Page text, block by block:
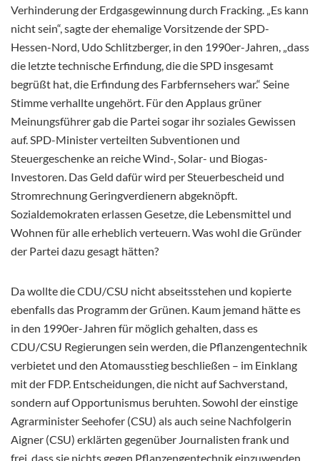
Verhinderung der Erdgasgewinnung durch Fracking. „Es kann
nicht sein“, sagte der ehemalige Vorsitzende der SPD-
Hessen-Nord, Udo Schlitzberger, in den 1990er-Jahren, „dass
die letzte technische Erfindung, die die SPD insgesamt
begrüßt hat, die Erfindung des Farbfernsehers war.“ Seine
Stimme verhallte ungehört. Für den Applaus grüner
Meinungsführer gab die Partei sogar ihr soziales Gewissen
auf. SPD-Minister verteilten Subventionen und
Steuergeschenke an reiche Wind-, Solar- und Biogas-
Investoren. Das Geld dafür wird per Steuerbescheid und
Stromrechnung Geringverdienern abgeknöpft.
Sozialdemokraten erlassen Gesetze, die Lebensmittel und
Wohnen für alle erheblich verteuern. Was wohl die Gründer
der Partei dazu gesagt hätten?
Da wollte die CDU/CSU nicht abseitsstehen und kopierte
ebenfalls das Programm der Grünen. Kaum jemand hätte es
in den 1990er-Jahren für möglich gehalten, dass es
CDU/CSU Regierungen sein werden, die Pflanzengentechnik
verbietet und den Atomausstieg beschließen – im Einklang
mit der FDP. Entscheidungen, die nicht auf Sachverstand,
sondern auf Opportunismus beruhten. Sowohl der einstige
Agrarminister Seehofer (CSU) als auch seine Nachfolgerin
Aigner (CSU) erklärten gegenüber Journalisten frank und
frei, dass sie nichts gegen Pflanzengentechnik einzuwenden